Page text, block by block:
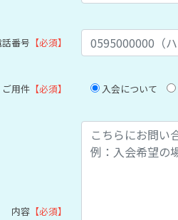
番号 【必須】
ご用件 【必須】 入会について
内容 【必須】